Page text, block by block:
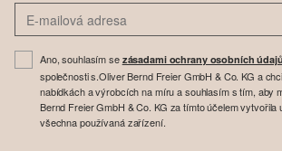
Ano, souhlasím se zásadami ochrany osobních údajů
společnosti s.Oliver Bernd Freier GmbH & Co. KG a
nabídkách a výrobcích na míru a souhlasím s tím, aby
Bernd Freier GmbH & Co. KG za tímto účelem vytvořila
všechna používaná zařízení.